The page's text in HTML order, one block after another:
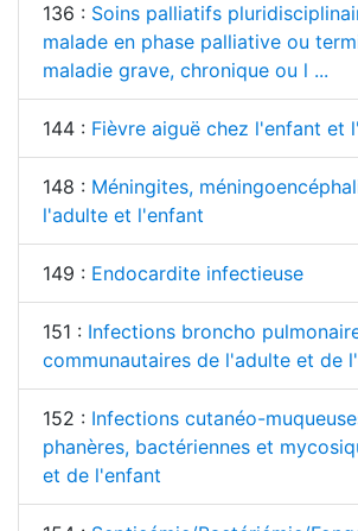
136 : Soins palliatifs
malade en phase palliative ou
maladie grave, chronique ou l ...
144 : Fièvre aiguë chez l'enfant et
148 : Méningites,
l'adulte et l'enfant
149 : Endocardite infectieuse
151 : Infections broncho
communautaires de l'adulte et de
152 : Infections cutanéo-
phanères, bactériennes et
et de l'enfant